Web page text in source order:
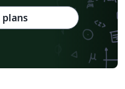
plans